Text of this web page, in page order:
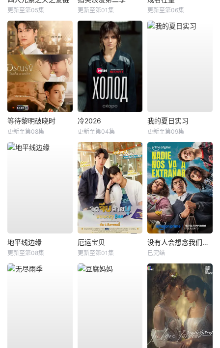
更新至第05集 更新至第01集 更新至第06集
等待黎明破晓时
更新至第08集
冷2026
更新至第04集
我的夏日实习
更新至第09集
地平线边缘
更新至第08集
厄运宝贝
更新至第01集
没有人会想念我们第二季
已完结